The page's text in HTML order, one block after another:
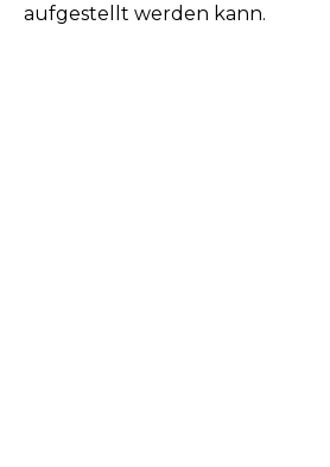
aufgestellt werden kann.